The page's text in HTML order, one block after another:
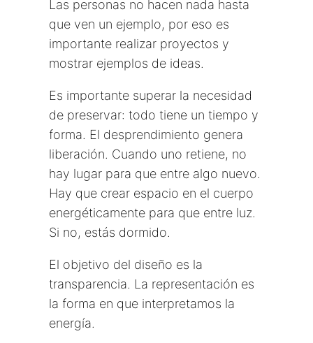
Las personas no hacen nada hasta
que ven un ejemplo, por eso es
importante realizar proyectos y
mostrar ejemplos de ideas.
Es importante superar la necesidad
de preservar: todo tiene un tiempo y
forma. El desprendimiento genera
liberación. Cuando uno retiene, no
hay lugar para que entre algo nuevo.
Hay que crear espacio en el cuerpo
energéticamente para que entre luz.
Si no, estás dormido.
El objetivo del diseño es la
transparencia. La representación es
la forma en que interpretamos la
energía.